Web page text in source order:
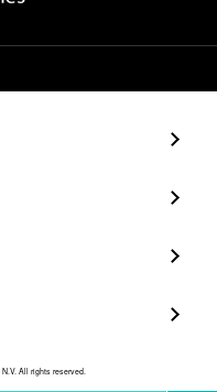
All rights reserved.